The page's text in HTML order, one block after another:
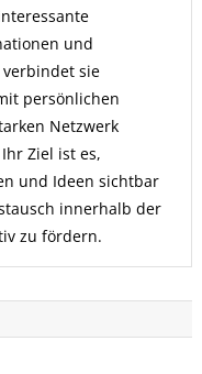
und
sie
persönlichen
Netzwerk
Ziel ist es,
und Ideen sichtbar
innerhalb der
zu fördern.